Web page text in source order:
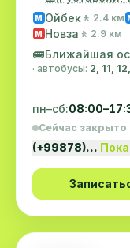
M Ойбек 🚶 2.4 км
M Новза 🚶 2.9 км
🚌Ближайшая
· автобусы: 2, 11,
пн–сб:
Сейчас закрыто
(+99878)…